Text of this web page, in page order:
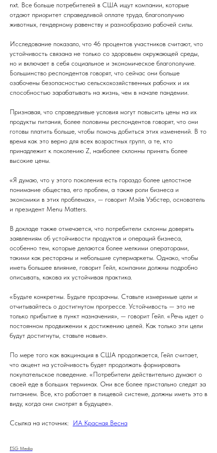
nxt. Все больше потребителей в США ищут компании, которые
отдают приоритет справедливой оплате труда, благополучию
животных, гендерному равенству и разнообразию рабочей силы.
Исследование показало, что 46 процентов участников считают, что
устойчивость связана не только со здоровьем окружающей среды,
но и включает в себя социальное и экономическое благополучие.
Большинство респондентов говорят, что сейчас они больше
озабочены безопасностью сельскохозяйственных рабочих и их
способностью зарабатывать на жизнь, чем в начале пандемии.
Признавая, что справедливые условия могут повысить цены на их
продукты питания, более половины респондентов говорят, что они
готовы платить больше, чтобы помочь добиться этих изменений. В то
время как это верно для всех возрастных групп, а те, кто
принадлежит к поколению Z, наиболее склонны принять более
высокие цены.
«Я думаю, что у этого поколения есть гораздо более целостное
понимание общества, его проблем, а также роли бизнеса и
экономики в этих проблемах», — говорит Мэйв Уэбстер, основатель
и президент Menu Matters.
В докладе также отмечается, что потребители склонны доверять
заявлениям об устойчивости продуктов и операций бизнеса,
особенно тем, которые делаются более мелкими операторами,
такими как рестораны и небольшие супермаркеты. Однако, чтобы
иметь большее влияние, говорит Гейл, компании должны подробно
описывать, какова их устойчивая практика.
«Будьте конкретны. Будьте прозрачны. Ставьте измеримые цели и
отчитывайтесь о достигнутом прогрессе. Устойчивость — это не
только прибытие в пункт назначения», — говорит Гейл. «Речь идет о
постоянном продвижении к достижению целей. Как только эти цели
будут достигнуты, ставьте новые».
По мере того как вакцинация в США продолжается, Гейл считает,
что акцент на устойчивость будет продолжать формировать
покупательское поведение. «Потребители действительно думают о
своей еде в больших терминах. Они все более пристально следят за
питанием. Все, кто работает в пищевой системе, должны иметь это в
виду, когда они смотрят в будущее».
Ссылка на источник: ИА Красная Весна
ESG Media